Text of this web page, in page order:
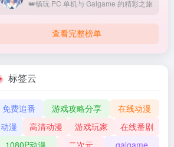
👑畅玩 PC 单机与 Galgame 的精彩之旅
查看完整榜单
标签云
免费追番 游戏攻略分享
在线动漫
动漫
高清动漫 游戏玩家
在线番剧
1080P动漫
二次元 galgame